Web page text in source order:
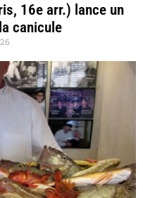
16e arr.) lance un
canicule